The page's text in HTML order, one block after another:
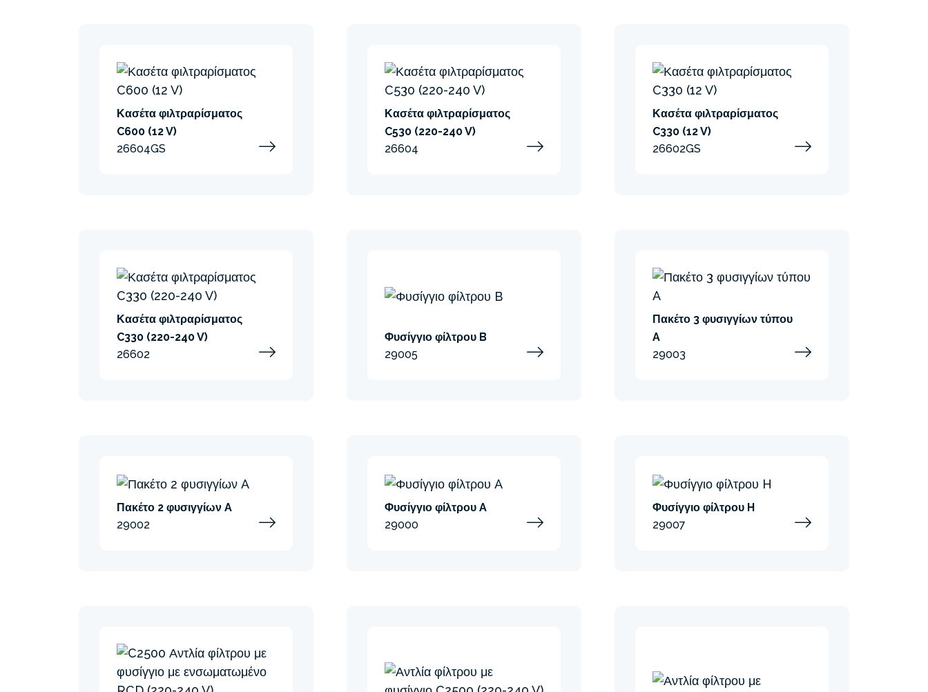
Κασέτα φιλτραρίσματος
C600 (12 V)
26604GS
Κασέτα φιλτραρίσματος
C530 (220-240 V)
26604
Κασέτα φιλτραρίσματος
C330 (12 V)
26602GS
Κασέτα φιλτραρίσματος
C330 (220-240 V)
26602
Φυσίγγιο φίλτρου B
29005
Πακέτο 3 φυσιγγίων τύπου
A
29003
Πακέτο 2 φυσιγγίων A
29002
Φυσίγγιο φίλτρου A
29000
Φυσίγγιο φίλτρου H
29007